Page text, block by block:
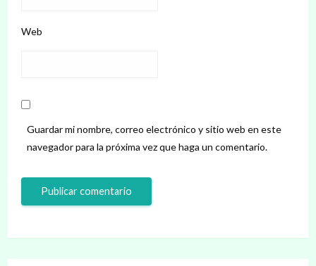
Web
Guardar mi nombre, correo electrónico y sitio web en este
navegador para la próxima vez que haga un comentario.